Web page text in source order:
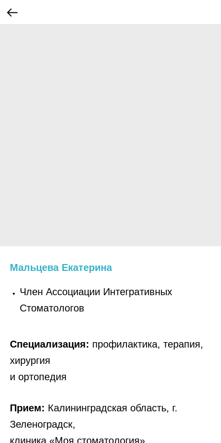
Мальцева Екатерина
Член Ассоциации Интегративных
Стоматологов
Специализация: профилактика, терапия,
хирургия
и ортопедия
Прием: Калининградская область, г.
Зеленоградск,
клиника «Моя стоматология»